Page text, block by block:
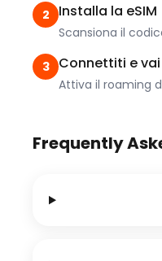
2 Installa la eSIM
Scansiona il
3 Connettiti e vai
Attiva il roaming
Frequently